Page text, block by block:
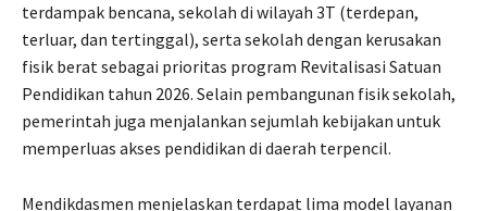
terdampak bencana, sekolah di wilayah 3T (terdepan,
terluar, dan tertinggal), serta sekolah dengan kerusakan
fisik berat sebagai prioritas program Revitalisasi Satuan
Pendidikan tahun 2026. Selain pembangunan fisik sekolah,
pemerintah juga menjalankan sejumlah kebijakan untuk
memperluas akses pendidikan di daerah terpencil.
Mendikdasmen menjelaskan terdapat lima model layanan